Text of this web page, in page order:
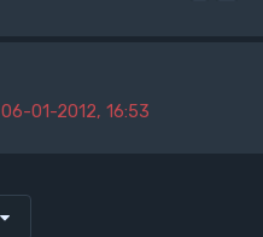
06-01-2012, 16:53